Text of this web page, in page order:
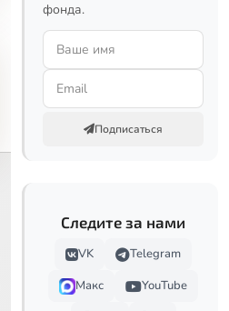
фонда.
Подписаться
Следите за нами
VK
Telegram
Макс
YouTube